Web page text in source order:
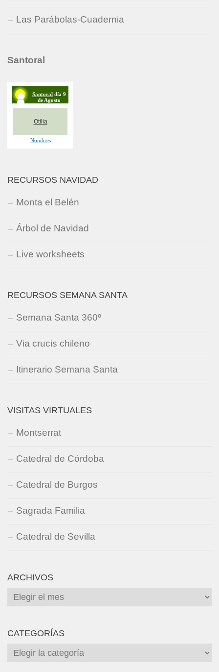
Las Parábolas-Cuadernia
Santoral
RECURSOS NAVIDAD
Monta el Belén
Árbol de Navidad
Live worksheets
RECURSOS SEMANA SANTA
Semana Santa 360º
Via crucis chileno
Itinerario Semana Santa
VISITAS VIRTUALES
Montserrat
Catedral de Córdoba
Catedral de Burgos
Sagrada Familia
Catedral de Sevilla
ARCHIVOS
Archivos
CATEGORÍAS
Categorías